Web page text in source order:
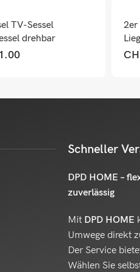
TV-Sessel
drehbar
Handyhalterung
2er
Schneller
DPD HOME –
zuverlässig
Mit DPD HOME
Umwege direkt
Der Service
Wählen Sie